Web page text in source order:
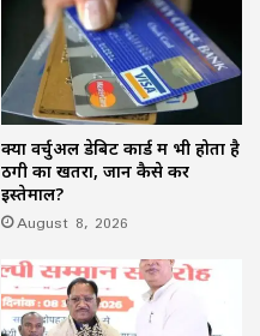
क्या वर्चुअल डेबिट कार्ड में भी होता है
ठगी का खतरा, जानें कैसे करें
इस्तेमाल?
August 8, 2026